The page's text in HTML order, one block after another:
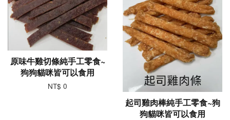
原味牛雞切條純手工零食~
狗狗貓咪皆可以食用
NT$ 0
起司雞肉棒純手工零食~狗
狗貓咪皆可以食用